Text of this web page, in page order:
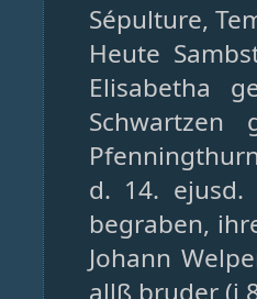
Sépulture,
Heute
Elisabetha
Schwartzen
d. 14.
begraben,
Johann
allß bruder (i